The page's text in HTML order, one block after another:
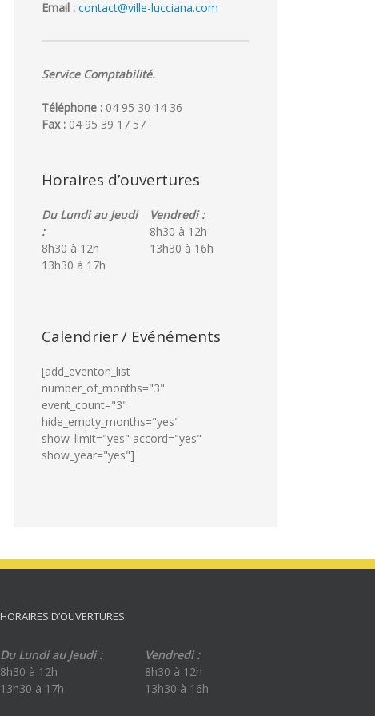
Email : contact@ville-lucciana.com
Service Comptabilité.
Téléphone : 04 95 30 14 36
Fax : 04 95 39 17 57
Horaires d’ouvertures
Du Lundi au Jeudi
:
8h30 à 12h
13h30 à 17h
Vendredi :
8h30 à 12h
13h30 à 16h
Calendrier / Evénéments
[add_eventon_list
number_of_months="3"
event_count="3"
hide_empty_months="yes"
show_limit="yes" accord="yes"
show_year="yes"]
HORAIRES D’OUVERTURES
Du Lundi au Jeudi :
8h30 à 12h
13h30 à 17h
Vendredi :
8h30 à 12h
13h30 à 16h